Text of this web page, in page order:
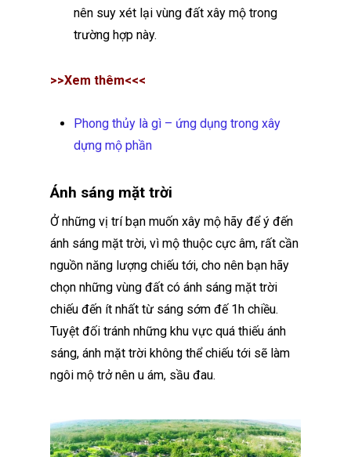
nên suy xét lại vùng đất xây mộ trong
trường hợp này.
>>Xem thêm<<<
Phong thủy là gì – ứng dụng trong xây
dựng mộ phần
Ánh sáng mặt trời
Ở những vị trí bạn muốn xây mộ hãy để ý đến
ánh sáng mặt trời, vì mộ thuộc cực âm, rất cần
nguồn năng lượng chiếu tới, cho nên bạn hãy
chọn những vùng đất có ánh sáng mặt trời
chiếu đến ít nhất từ sáng sớm đế 1h chiều.
Tuyệt đối tránh những khu vực quá thiếu ánh
sáng, ánh mặt trời không thể chiếu tới sẽ làm
ngôi mộ trở nên u ám, sầu đau.